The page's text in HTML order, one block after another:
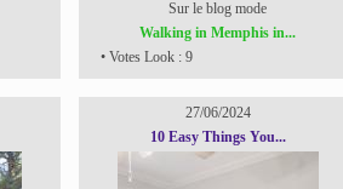
Sur le blog mode
Walking in Memphis in...
• Votes Look : 9
27/06/2024
10 Easy Things You...